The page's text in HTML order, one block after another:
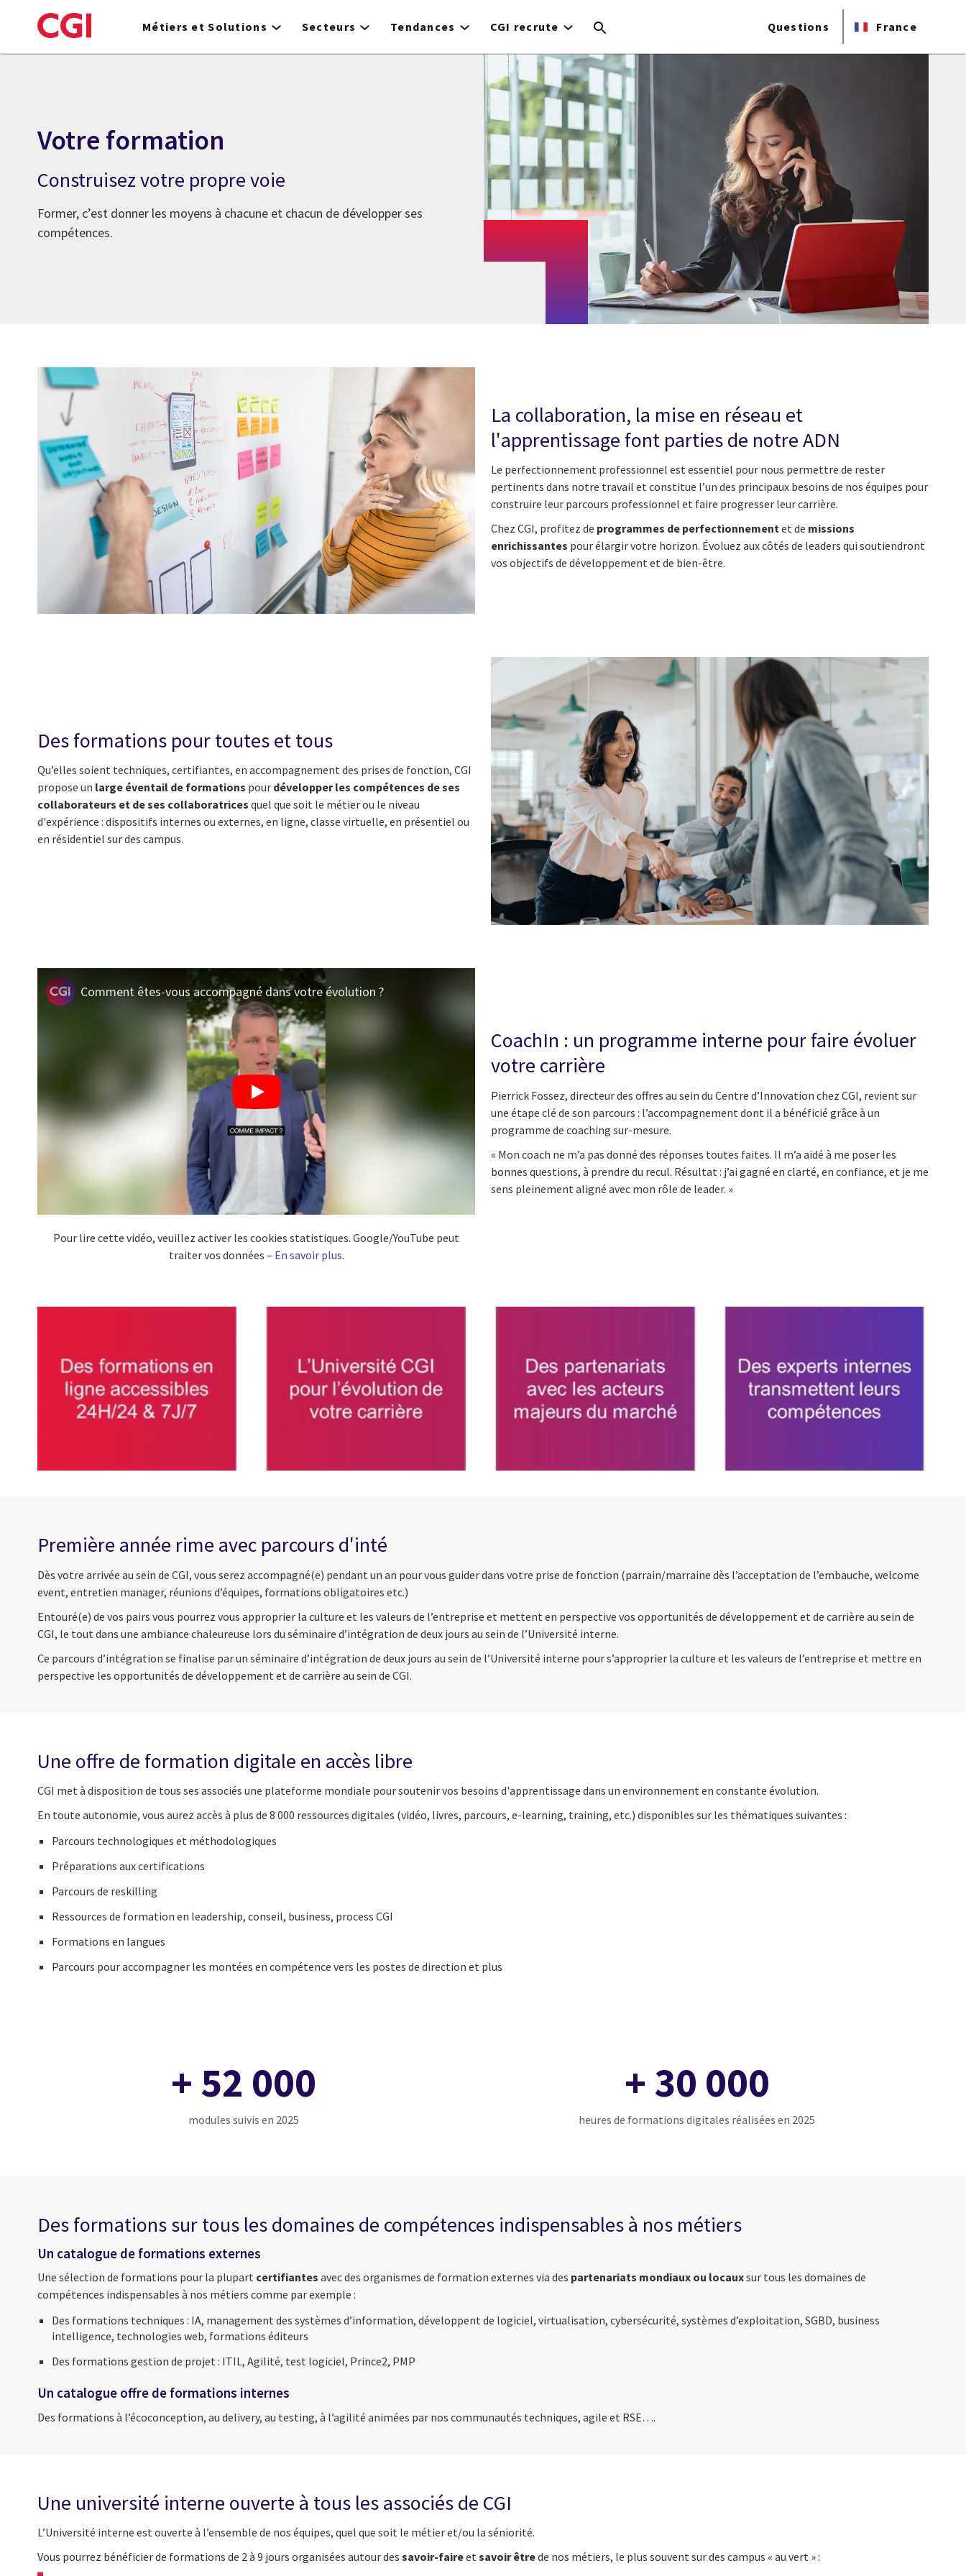
to
Métiers et Solutions Secteurs Tendances CGI recrute Questions France
Votre formation
Construisez votre propre voie
Former, c’est donner les moyens à chacune et chacun de développer ses
compétences.
La collaboration, la mise en réseau et
l'apprentissage font parties de notre ADN
Le perfectionnement professionnel est essentiel pour nous permettre de rester
pertinents dans notre travail et constitue l’un des principaux besoins de nos équipes pour
construire leur parcours professionnel et faire progresser leur carrière.
Chez CGI, profitez de programmes de perfectionnementet de missions
enrichissantes pour élargir votre horizon. Évoluez aux côtés de leaders qui soutiendront
vos objectifs de développement et de bien-être.
Des formations pour toutes et tous
Qu’elles soient techniques, certifiantes, en accompagnement des prises de fonction, CGI
propose un large éventail de formations pour développer les compétences de ses
collaborateurs et de ses collaboratrices quel que soit le métier ou le niveau
d'expérience : dispositifs internes ou externes, en ligne, classe virtuelle, en présentiel ou
en résidentiel sur des campus.
Comment êtes-vous accompagné dans votre évolution ?
Pour lire cette vidéo, veuillez activer les cookies statistiques. Google/YouTube peut
traiter vos données – En savoir plus.
CoachIn : un programme interne pour faire évoluer
votre carrière
Pierrick Fossez, directeur des offres au sein du Centre d’Innovation chez CGI, revient sur
une étape clé de son parcours : l’accompagnement dont il a bénéficié grâce à un
programme de coaching sur-mesure.
« Mon coach ne m’a pas donné des réponses toutes faites. Il m’a aidé à me poser les
bonnes questions, à prendre du recul. Résultat : j’ai gagné en clarté, en confiance, et je me
sens pleinement aligné avec mon rôle de leader. »
Première année rime avec parcours d'inté
Dès votre arrivée au sein de CGI, vous serez accompagné(e) pendant un an pour vous guider dans votre prise de fonction (parrain/marraine dès l’acceptation de l’embauche, welcome
event, entretien manager, réunions d’équipes, formations obligatoires etc.)
Entouré(e) de vos pairs vous pourrez vous approprier la culture et les valeurs de l’entreprise et mettent en perspective vos opportunités de développement et de carrière au sein de
CGI, le tout dans une ambiance chaleureuse lors du séminaire d’intégration de deux jours au sein de l’Université interne.
Ce parcours d’intégration se finalise par un séminaire d’intégration de deux jours au sein de l’Université interne pour s’approprier la culture et les valeurs de l’entreprise et mettre en
perspective les opportunités de développement et de carrière au sein de CGI.
Une offre de formation digitale en accès libre
CGI met à disposition de tous ses associés une plateforme mondiale pour soutenir vos besoins d'apprentissage dans un environnement en constante évolution.
En toute autonomie, vous aurez accès à plus de 8 000 ressources digitales (vidéo, livres, parcours, e-learning, training, etc.) disponibles sur les thématiques suivantes :
Parcours technologiques et méthodologiques
Préparations aux certifications
Parcours de reskilling
Ressources de formation en leadership, conseil, business, process CGI
Formations en langues
Parcours pour accompagner les montées en compétence vers les postes de direction et plus
+ 52 000
modules suivis en 2025
+ 30 000
heures de formations digitales réalisées en 2025
Des formations sur tous les domaines de compétences indispensables à nos métiers
Un catalogue de formations externes
Une sélection de formations pour la plupart certifiantes avec des organismes de formation externes via des partenariats mondiaux ou locauxsur tous les domaines de
compétences indispensables à nos métiers comme par exemple :
Des formations techniques : IA, management des systèmes d’information, développent de logiciel, virtualisation, cybersécurité, systèmes d’exploitation, SGBD, business
intelligence, technologies web, formations éditeurs
Des formations gestion de projet : ITIL, Agilité, test logiciel, Prince2, PMP
Un catalogue offre de formations internes
Des formations à l’écoconception, au delivery, au testing, à l’agilité animées par nos communautés techniques, agile et RSE….
Une université interne ouverte à tous les associés de CGI
L’Université interne est ouverte à l’ensemble de nos équipes, quel que soit le métier et/ou la séniorité.
Vous pourrez bénéficier de formations de 2 à 9 jours organisées autour des savoir-faireetsavoir êtrede nos métiers, le plus souvent sur des campus « au vert » :